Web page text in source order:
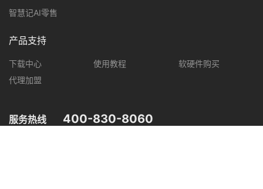
服务热线 400-830-8060
智慧记AI零售
产品支持
下载中心 使用教程
软硬件购买
代理加盟